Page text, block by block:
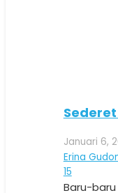
Januari 6,
Erina
15Komentar
Baru-